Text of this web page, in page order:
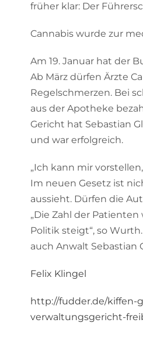
früher klar: Der
Cannabis wurde zur
Am 19. Januar hat der
Ab März dürfen Ärzte
Regelschmerzen. Bei
aus der Apotheke
Gericht hat Sebastian
und war erfolgreich.
„Ich kann mir
Im neuen Gesetz ist
aussieht. Dürfen die
„Die Zahl der
Politik steigt“, so
auch Anwalt Sebastian
Felix Klingel
http://fudder.de/kiffen-
verwaltungsgericht-